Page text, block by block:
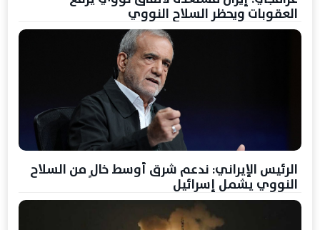
العقوبات ويحظر السلاح النووي
الرئيس الإيراني: ندعم شرق أوسط خالٍ من السلاح
النووي يشمل إسرائيل